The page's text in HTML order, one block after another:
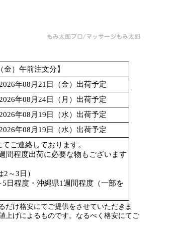
）午前注文分】
2026年08月21日（金）出荷予定
2026年08月24日（月）出荷予定
2026年08月19日（水）出荷予定
2026年08月19日（水）出荷予定
ご連絡しております。
間程度出荷に必要な物もございます
～3日）
日程度・沖縄県1週間程度（一部を
だけ格安にてご提供をさせていただきま
上げによるものです。なるべく格安にてご